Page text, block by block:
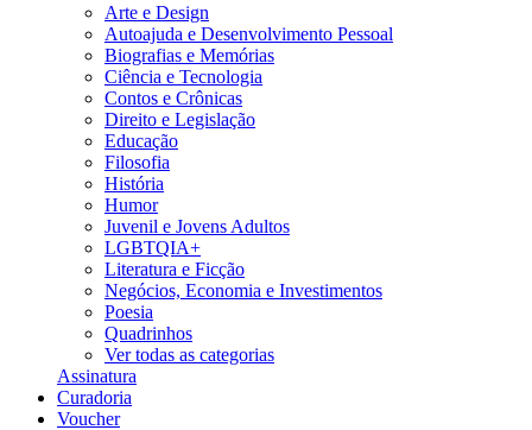
Arte e Design
Autoajuda e Desenvolvimento Pessoal
Biografias e Memórias
Ciência e Tecnologia
Contos e Crônicas
Direito e Legislação
Educação
Filosofia
História
Humor
Juvenil e Jovens Adultos
LGBTQIA+
Literatura e Ficção
Negócios, Economia e Investimentos
Poesia
Quadrinhos
Ver todas as categorias
Assinatura
Curadoria
Voucher